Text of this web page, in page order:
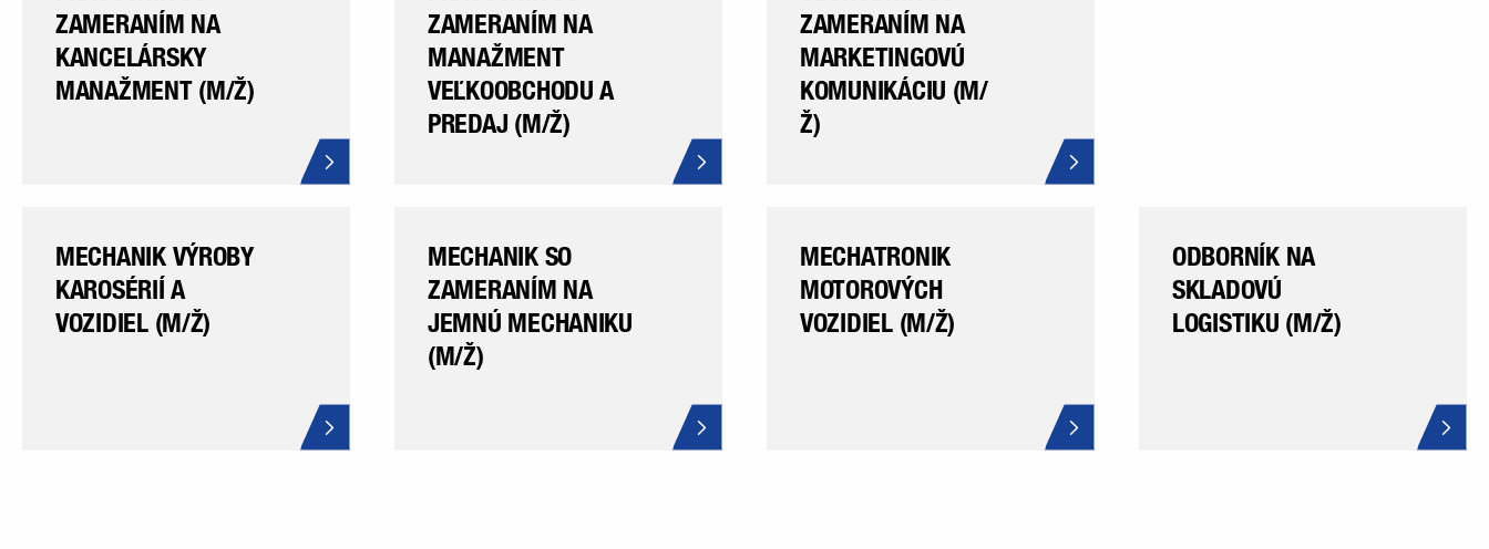
ZAMERANÍM NA
KANCELÁRSKY
MANAŽMENT (M/Ž)
ZAMERANÍM NA
MANAŽMENT
VEĽKOOBCHODU A
PREDAJ (M/Ž)
ZAMERANÍM NA
MARKETINGOVÚ
KOMUNIKÁCIU (M/
Ž)
MECHANIK VÝROBY
KAROSÉRIÍ A
VOZIDIEL (M/Ž)
MECHANIK SO
ZAMERANÍM NA
JEMNÚ MECHANIKU
(M/Ž)
MECHATRONIK
MOTOROVÝCH
VOZIDIEL (M/Ž)
ODBORNÍK NA
SKLADOVÚ
LOGISTIKU (M/Ž)